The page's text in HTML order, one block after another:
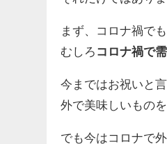
まず、コロナ禍で
むしろ コロナ禍で
今まではお祝いと言
外で美味しいもの
でも今はコロナで